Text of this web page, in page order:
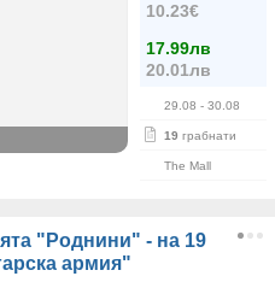
10.23€
17.99лв
20.01лв
29.08 - 30.08
19 грабнати
The Mall
"Роднини" - на 19
армия"